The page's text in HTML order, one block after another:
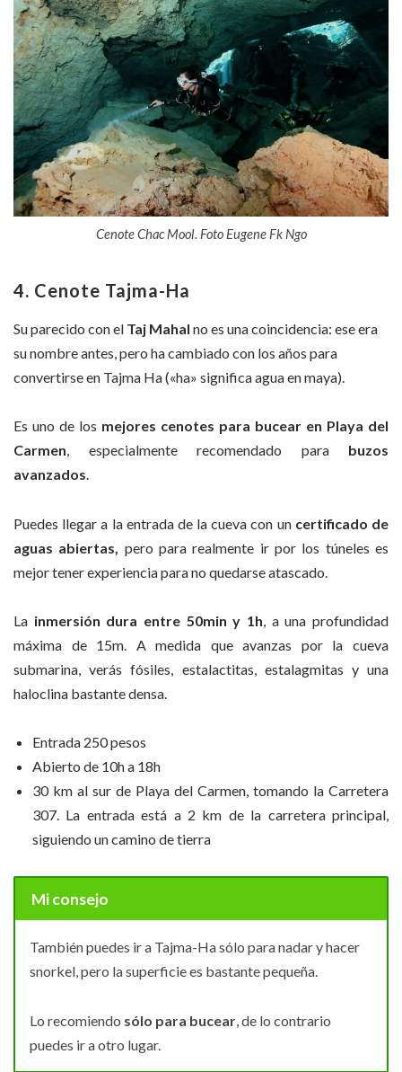
Cenote Chac Mool. Foto Eugene Fk Ngo
4. Cenote Tajma-Ha
Su parecido con el Taj Mahal no es una coincidencia: ese era
su nombre antes, pero ha cambiado con los años para
convertirse en Tajma Ha («ha» significa agua en maya).
Es uno de los mejores cenotes para bucear en Playa del
Carmen, especialmente recomendado para buzos
avanzados.
Puedes llegar a la entrada de la cueva con uncertificado de
aguas abiertas,
pero para realmente ir por los túneles es
mejor tener experiencia para no quedarse atascado.
La inmersión dura entre 50min y 1h, a una profundidad
máxima de 15m. A medida que avanzas por la cueva
submarina, verás fósiles, estalactitas, estalagmitas y una
haloclina bastante densa.
Entrada 250 pesos
Abierto de 10h a 18h
30 km al sur de Playa del Carmen, tomando la Carretera
307. La entrada está a 2 km de la carretera principal,
siguiendo un camino de tierra
Mi consejo
También puedes ir a Tajma-Ha sólo para nadar y hacer
snorkel, pero la superficie es bastante pequeña.
Lo recomiendo sólo para bucear, de lo contrario
puedes ir a otro lugar.